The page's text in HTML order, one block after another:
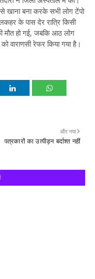
खाना बना करके सभी लोग टेंपो
के पास देर रात्रि किसी
मौत हो गई, जबकि आठ लोग
वाराणसी रेफर किया गया है।
और नया
पत्रकारों का उत्पीड़न बर्दाश्त नहीं